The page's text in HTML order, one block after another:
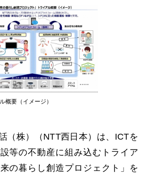
概要（イメージ）
（株）（NTT西日本）は、ICTを
等の不動産に組み込むトライア
の暮らし創造プロジェクト」を